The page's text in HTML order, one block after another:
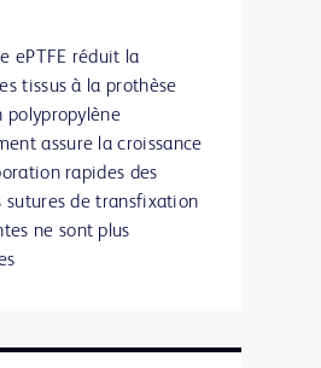
ePTFE réduit la
tissus à la prothèse
polypropylène
assure la croissance
rapides des
sutures de transfixation
ne sont plus